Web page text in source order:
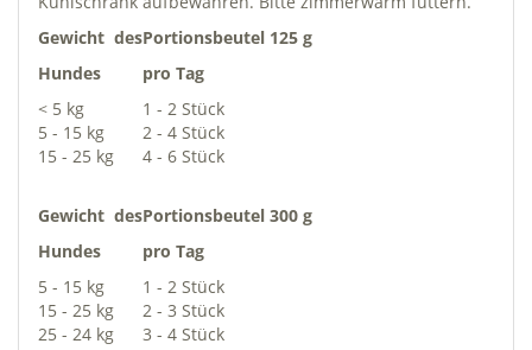
Gewicht des
Hundes
Portionsbeutel 125 g
pro Tag
< 5 kg
1 - 2 Stück
5 - 15 kg
2 - 4 Stück
15 - 25 kg
4 - 6 Stück
Gewicht des
Hundes
Portionsbeutel 300 g
pro Tag
5 - 15 kg
1 - 2 Stück
15 - 25 kg
2 - 3 Stück
25 - 24 kg
3 - 4 Stück